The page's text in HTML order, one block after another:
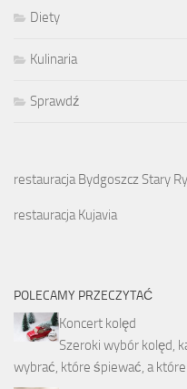
Diety
Kulinaria
Sprawdź
restauracja Bydgoszcz Stary
restauracja Kujavia
POLECAMY PRZECZYTAĆ
Koncert kolęd
Szeroki wybór kolęd,
wybrać, które śpiewać, a